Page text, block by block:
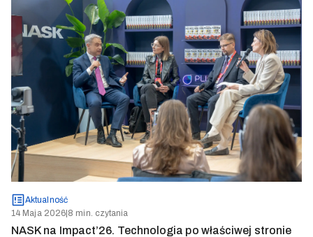
Aktualność
14 Maja 2026 8 min. czytania
NASK na Impact’26. Technologia po właściwej stronie